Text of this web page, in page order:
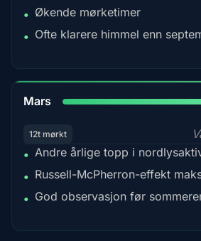
• Økende mørketimer
• Ofte klarere himmel enn
Mars
12t mørkt
• Andre årlige topp i
• Russell-McPherron-effekt
• God observasjon før